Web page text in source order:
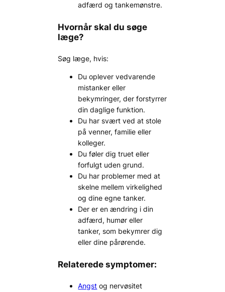
adfærd og tankemønstre.
Hvornår skal du søge
læge?
Søg læge, hvis:
Du oplever vedvarende
mistanker eller
bekymringer, der forstyrrer
din daglige funktion.
Du har svært ved at stole
på venner, familie eller
kolleger.
Du føler dig truet eller
forfulgt uden grund.
Du har problemer med at
skelne mellem virkelighed
og dine egne tanker.
Der er en ændring i din
adfærd, humør eller
tanker, som bekymrer dig
eller dine pårørende.
Relaterede symptomer:
Angst og nervøsitet